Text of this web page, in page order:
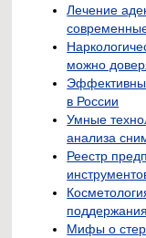
Лечение
можно
в России
Умные
анализа
Реестр
Мифы о